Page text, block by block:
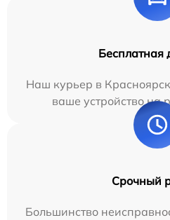
Бесплатная
Наш курьер в
ваше устройство на
Срочный
Большинство